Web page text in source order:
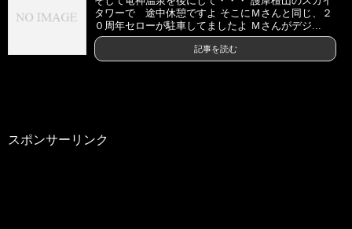
タワーで 途中休憩ですよ そこにＭさんと同じ、２
０周年セローが駐車してましたよ Ｍさんがデジ...
記事を読む
スポンサーリンク